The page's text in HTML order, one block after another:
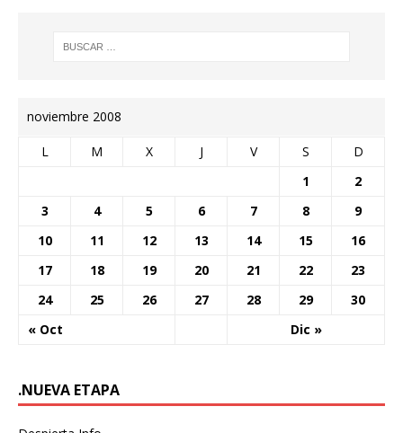
noviembre 2008
L M X J V S D
« Oct Dic »
1
2
3
4 5 6 7 8
9
10
11 12 13 14 15
16
17
18 19 20 21 22
23
24
25 26 27 28 29 30
.NUEVA ETAPA